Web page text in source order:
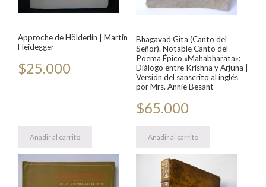
Approche de Hölderlin | Martin
Heidegger
$25.000
Añadir al carrito
Bhagavad Gita (Canto del
Señor). Notable Canto del
Poema Épico «Mahabharata»:
Diálogo entre Krishna y Arjuna |
Versión del sanscrito al inglés
por Mrs. Annie Besant
$65.000
Añadir al carrito